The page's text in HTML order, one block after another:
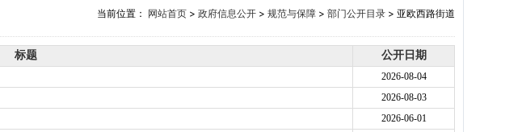
当前位置： 网站首页 > 政府信息公开 > 规范与保障 > 部门公开目录 > 亚欧西路街道
标题 公开日期
2026-08-04
2026-08-03
2026-06-01